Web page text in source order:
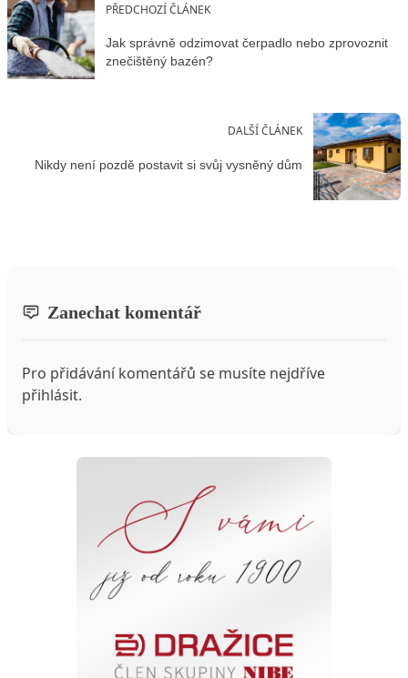
PŘEDCHOZÍ ČLÁNEK
Jak správně odzimovat čerpadlo nebo zprovoznit
znečištěný bazén?
DALŠÍ ČLÁNEK
Nikdy není pozdě postavit si svůj vysněný dům
Zanechat komentář
Pro přidávání komentářů se musíte nejdříve
přihlásit.